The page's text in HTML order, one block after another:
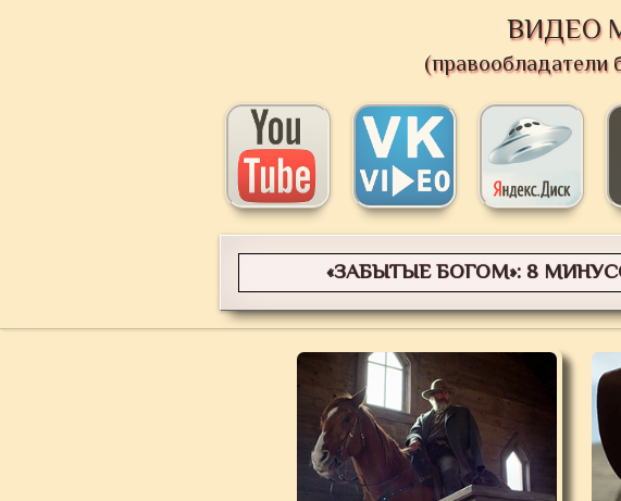
ВИДЕО
(правообладатели
«ЗАБЫТЫЕ БОГОМ»: 8